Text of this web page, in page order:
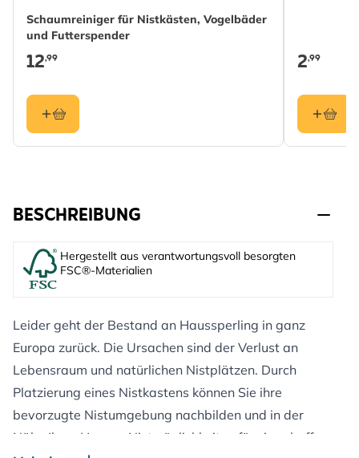
Schaumreiniger für Nistkästen, Vogelbäder
und Futterspender
12,99 2,99
BESCHREIBUNG
Hergestellt aus verantwortungsvoll besorgten
FSC®-Materialien
Leider geht der Bestand an Haussperling in ganz
Europa zurück. Die Ursachen sind der Verlust an
Lebensraum und natürlichen Nistplätzen. Durch
Platzierung eines Nistkastens können Sie ihre
bevorzugte Nistumgebung nachbilden und in der
Nähe Ihres Hauses Nistmöglichkeiten für sie schaffen.